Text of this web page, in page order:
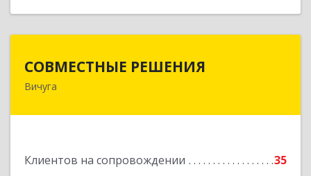
СОВМЕСТНЫЕ РЕШЕНИЯ
Вичуга
Клиентов на сопровождении 35
155331, Ивановская обл, Вичугский р-н, Вичуга